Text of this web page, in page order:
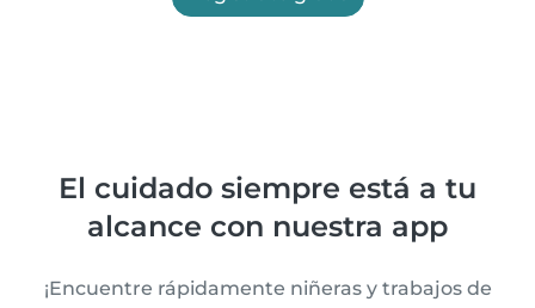
El cuidado siempre está a tu
alcance con nuestra app
¡Encuentre rápidamente niñeras y trabajos de